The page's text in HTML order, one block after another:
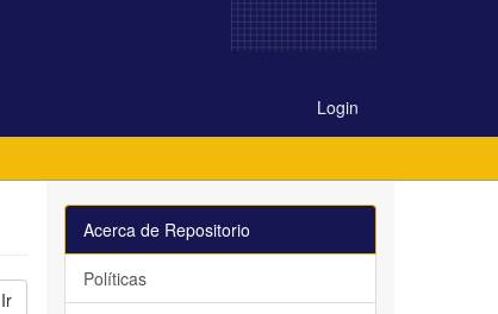
Login
Ir
Acerca de Repositorio
Políticas